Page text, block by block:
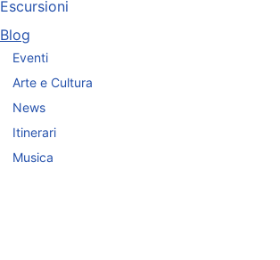
Escursioni
Blog
Eventi
Arte e Cultura
News
Itinerari
Musica